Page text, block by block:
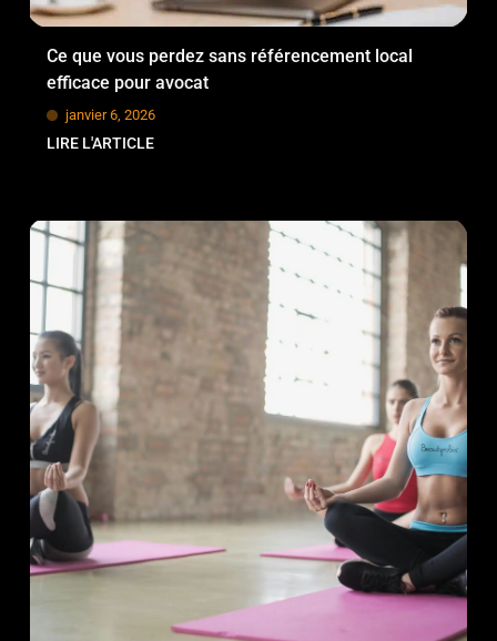
Ce que vous perdez sans référencement local
efficace pour avocat
janvier 6, 2026
LIRE L'ARTICLE